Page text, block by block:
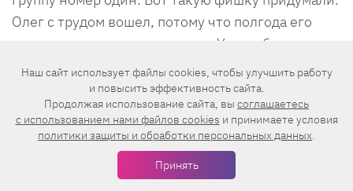
Олег с трудом вошел, потому что полгода его
категорически не принимали. У него были
истерики, а он говорил: «Я не могу, меня никто
не воспринимает. А дальше 17 лет он был
полноправным участником, братом, другом,
родственником», — признавался Григорьев-
Наш сайт использует файлы cookies, чтобы улучшить работу
и повысить эффективность сайта.
Продолжая использование сайта, вы соглашаетесь
c использованием нами файлов cookies и принимаете условия
политики защиты и обработки персональных данных.
Принять